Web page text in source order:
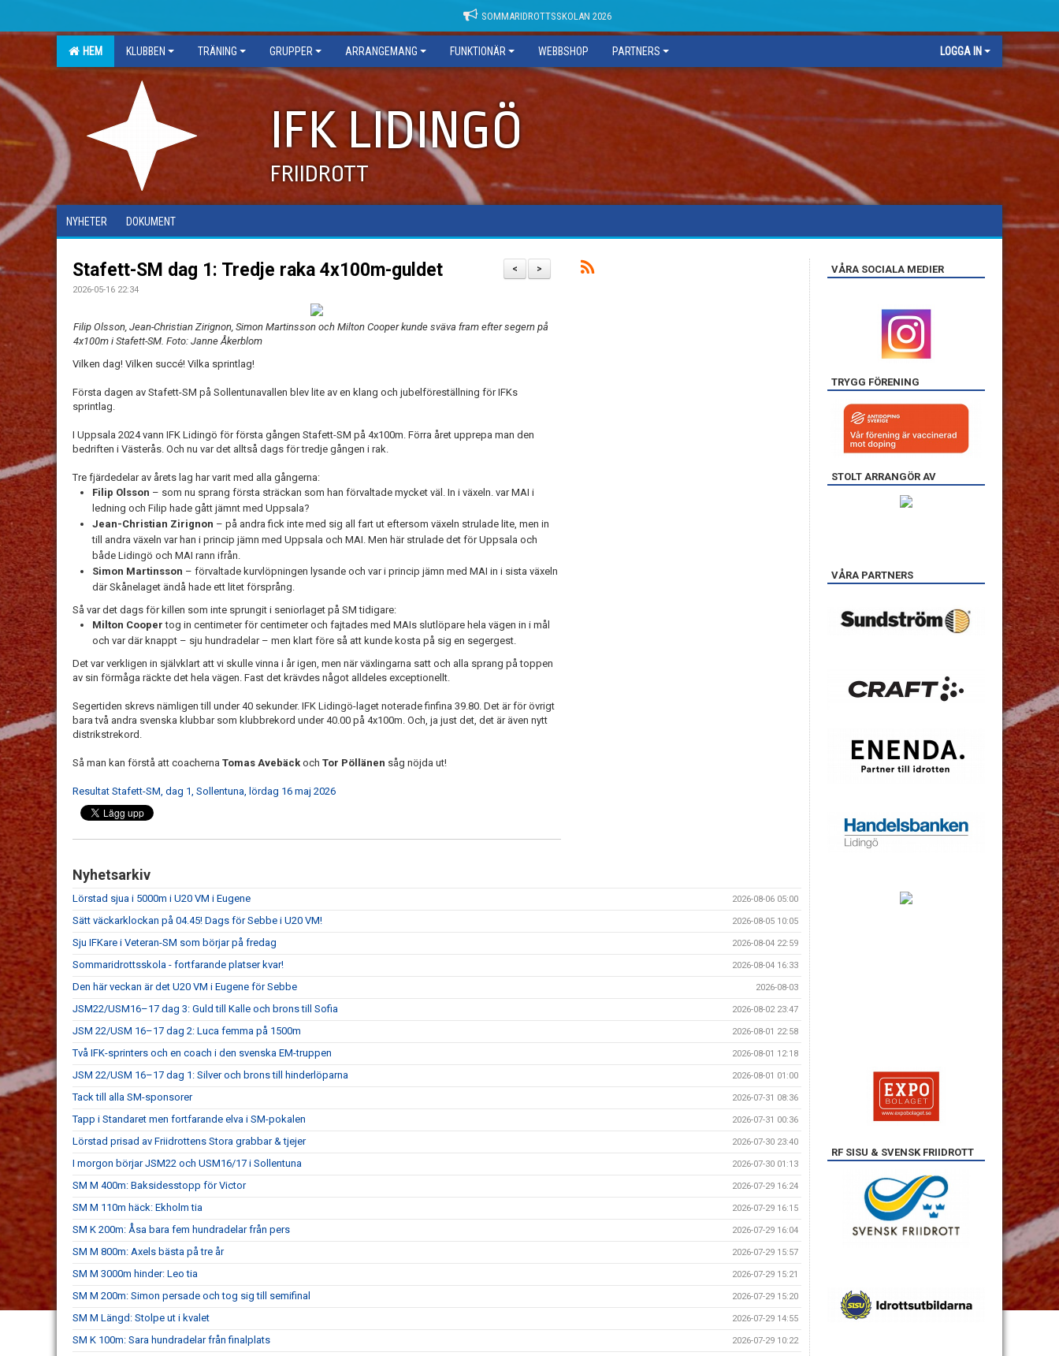
SOMMARIDROTTSSKOLAN 2026
HEM KLUBBEN TRÄNING GRUPPER ARRANGEMANG FUNKTIONÄR WEBBSHOP PARTNERS LOGGA IN
IFK LIDINGÖ
FRIIDROTT
NYHETER DOKUMENT
>
<
Stafett-SM dag 1: Tredje raka 4x100m-guldet
2026-05-16 22:34
Filip Olsson, Jean-Christian Zirignon, Simon Martinsson och Milton Cooper kunde sväva fram efter segern på
4x100m i Stafett-SM. Foto: Janne Åkerblom
Vilken dag! Vilken succé! Vilka sprintlag!
Första dagen av Stafett-SM på Sollentunavallen blev lite av en klang och jubelföreställning för IFKs
sprintlag.
I Uppsala 2024 vann IFK Lidingö för första gången Stafett-SM på 4x100m. Förra året upprepa man den
bedriften i Västerås. Och nu var det alltså dags för tredje gången i rak.
Tre fjärdedelar av årets lag har varit med alla gångerna:
Filip Olsson – som nu sprang första sträckan som han förvaltade mycket väl. In i växeln. var MAI i
ledning och Filip hade gått jämnt med Uppsala?
Jean-Christian Zirignon – på andra fick inte med sig all fart ut eftersom växeln strulade lite, men in
till andra växeln var han i princip jämn med Uppsala och MAI. Men här strulade det för Uppsala och
både Lidingö och MAI rann ifrån.
Simon Martinsson – förvaltade kurvlöpningen lysande och var i princip jämn med MAI in i sista växeln
där Skånelaget ändå hade ett litet försprång.
Så var det dags för killen som inte sprungit i seniorlaget på SM tidigare:
Milton Cooper tog in centimeter för centimeter och fajtades med MAIs slutlöpare hela vägen in i mål
och var där knappt – sju hundradelar – men klart före så att kunde kosta på sig en segergest.
Det var verkligen in självklart att vi skulle vinna i år igen, men när växlingarna satt och alla sprang på toppen
av sin förmåga räckte det hela vägen. Fast det krävdes något alldeles exceptionellt.
Segertiden skrevs nämligen till under 40 sekunder. IFK Lidingö-laget noterade finfina 39.80. Det är för övrigt
bara två andra svenska klubbar som klubbrekord under 40.00 på 4x100m. Och, ja just det, det är även nytt
distrikstrekord.
Så man kan förstå att coacherna Tomas Avebäck och Tor Pöllänen såg nöjda ut!
Resultat Stafett-SM, dag 1, Sollentuna, lördag 16 maj 2026
Nyhetsarkiv
Lörstad sjua i 5000m i U20 VM i Eugene 2026-08-06 05:00
Sätt väckarklockan på 04.45! Dags för Sebbe i U20 VM! 2026-08-05 10:05
Sju IFKare i Veteran-SM som börjar på fredag 2026-08-04 22:59
Sommaridrottsskola - fortfarande platser kvar! 2026-08-04 16:33
Den här veckan är det U20 VM i Eugene för Sebbe 2026-08-03
JSM22/USM16–17 dag 3: Guld till Kalle och brons till Sofia 2026-08-02 23:47
JSM 22/USM 16–17 dag 2: Luca femma på 1500m 2026-08-01 22:58
Två IFK-sprinters och en coach i den svenska EM-truppen 2026-08-01 12:18
JSM 22/USM 16–17 dag 1: Silver och brons till hinderlöparna 2026-08-01 01:00
Tack till alla SM-sponsorer 2026-07-31 08:36
Tapp i Standaret men fortfarande elva i SM-pokalen 2026-07-31 00:36
Lörstad prisad av Friidrottens Stora grabbar & tjejer 2026-07-30 23:40
I morgon börjar JSM22 och USM16/17 i Sollentuna 2026-07-30 01:13
SM M 400m: Baksidesstopp för Victor 2026-07-29 16:24
SM M 110m häck: Ekholm tia 2026-07-29 16:15
SM K 200m: Åsa bara fem hundradelar från pers 2026-07-29 16:04
SM M 800m: Axels bästa på tre år 2026-07-29 15:57
SM M 3000m hinder: Leo tia 2026-07-29 15:21
SM M 200m: Simon persade och tog sig till semifinal 2026-07-29 15:20
SM M Längd: Stolpe ut i kvalet 2026-07-29 14:55
SM K 100m: Sara hundradelar från finalplats 2026-07-29 10:22
VÅRA SOCIALA MEDIER
TRYGG FÖRENING
STOLT ARRANGÖR AV
VÅRA PARTNERS
RF SISU & SVENSK FRIIDROTT